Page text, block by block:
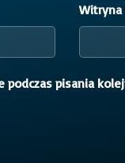
pisania